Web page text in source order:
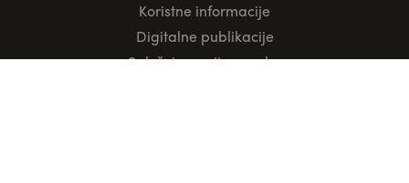
Koristne informacije
Digitalne publikacije
Splošni pogoji uporabe